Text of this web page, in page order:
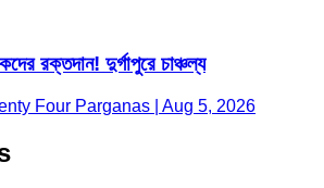
রক্তদান! দুর্গাপুরে চাঞ্চল্য
Four Parganas | Aug 5, 2026